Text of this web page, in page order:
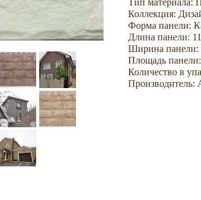
Коллекция:
Форма панели:
Длина панели:
Ширина панели:
Площадь
Количество в
Производитель: